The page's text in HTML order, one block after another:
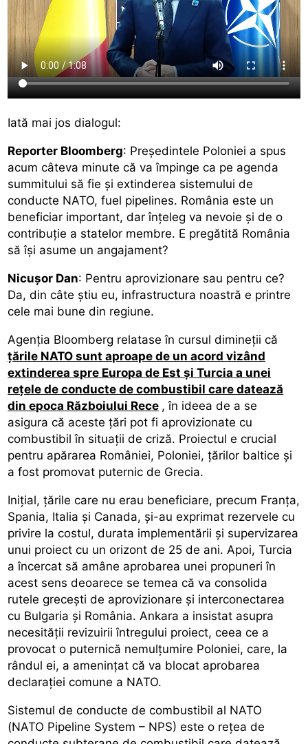
Iată mai jos dialogul:
Reporter Bloomberg: Președintele Poloniei a spus
acum câteva minute că va împinge ca pe agenda
summitului să fie și extinderea sistemului de
conducte NATO, fuel pipelines. România este un
beneficiar important, dar înțeleg va nevoie și de o
contribuție a statelor membre. E pregătită România
să își asume un angajament?
Nicușor Dan: Pentru aprovizionare sau pentru ce?
Da, din câte știu eu, infrastructura noastră e printre
cele mai bune din regiune.
Agenția Bloomberg relatase în cursul dimineții că
țările NATO sunt aproape de un acord vizând
extinderea spre Europa de Est şi Turcia a unei
reţele de conducte de combustibil care datează
din epoca Războiului Rece , în ideea de a se
asigura că aceste ţări pot fi aprovizionate cu
combustibil în situaţii de criză. Proiectul e crucial
pentru apărarea României, Poloniei, țărilor baltice și
a fost promovat puternic de Grecia.
Inițial, țările care nu erau beneficiare, precum Franța,
Spania, Italia și Canada, și-au exprimat rezervele cu
privire la costul, durata implementării și supervizarea
unui proiect cu un orizont de 25 de ani. Apoi, Turcia
a încercat să amâne aprobarea unei propuneri în
acest sens deoarece se temea că va consolida
rutele grecești de aprovizionare și interconectarea
cu Bulgaria și România. Ankara a insistat asupra
necesității revizuirii întregului proiect, ceea ce a
provocat o puternică nemulțumire Poloniei, care, la
rândul ei, a amenințat că va blocat aprobarea
declarației comune a NATO.
Sistemul de conducte de combustibil al NATO
(NATO Pipeline System – NPS) este o reţea de